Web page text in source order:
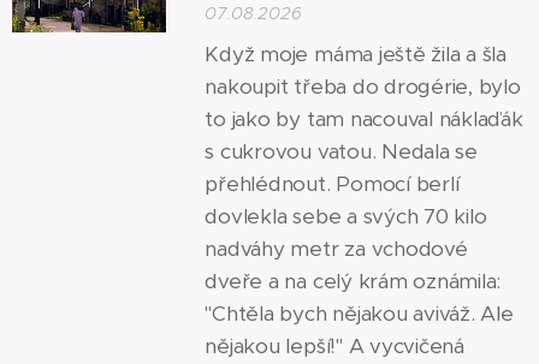
07.08.2026
Když moje máma ještě žila a šla
nakoupit třeba do drogérie, bylo
to jako by tam nacouval náklaďák
s cukrovou vatou. Nedala se
přehlédnout. Pomocí berlí
dovlekla sebe a svých 70 kilo
nadváhy metr za vchodové
dveře a na celý krám oznámila:
"Chtěla bych nějakou aviváž. Ale
nějakou lepší!" A vycvičená